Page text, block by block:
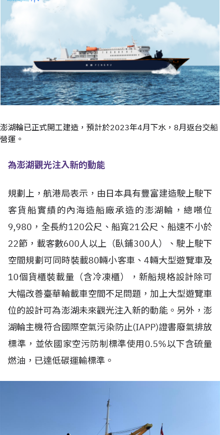
澎湖輪已正式開工建造，預計於2023年4月下水，8月返台交船
營運。
為澎湖觀光注入新的動能
規劃上，航港局表示，由日本具有豐富建造駛上駛下
客貨船實績的內海造船廠承造的澎湖輪，總噸位
9,980，全長約120公尺、船寬21公尺、船速不小於
22節，載客數600人以上（臥鋪300人）、駛上駛下
空間規劃可同時裝載80輛小客車、4輛大型遊覽車及
10個貨櫃裝載量（含冷凍櫃），新船規格設計除可
大幅改善臺華輪載車空間不足問題，加上大型遊覽車
位的設計可為澎湖未來觀光注入新的動能。另外，澎
湖輪主機符合國際空氣污染防止(IAPP)證書廢氣排放
標準，並依國家空污防制標準使用0.5%以下含硫量
燃油，已達低碳運輸標準。